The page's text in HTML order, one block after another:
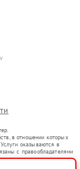
в отношении которых
оказываются в
с правообладателями
оборот в соответствии